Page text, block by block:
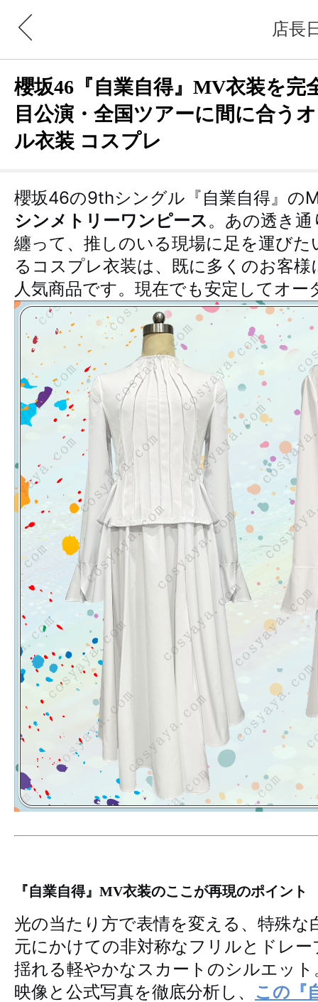
店長
櫻坂46『自業自得』MV衣装を完
目公演・全国ツアーに間に合う
ル衣装 コスプレ
櫻坂46の9thシングル『自業自得』の
シンメトリーワンピース。あの透き
纏って、推しのいる現場に足を運び
るコスプレ衣装は、既に多くのお客
人気商品です。現在でも安定してオ
『自業自得』MV衣装のここが再現のポイント
光の当たり方で表情を変える、特殊な
元にかけての非対称なフリルとドレ
揺れる軽やかなスカートのシルエット
映像と公式写真を徹底分析し、 この『